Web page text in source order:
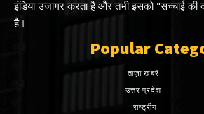
इंडिया उजागर करता है और तभी इसको "सच्चाई की
है।
Popular
ताज़ा खबरें
उत्तर प्रदेश
राष्ट्रीय